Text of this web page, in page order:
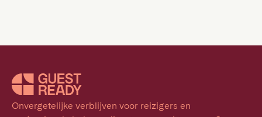
Onvergetelijke verblijven voor reizigers en